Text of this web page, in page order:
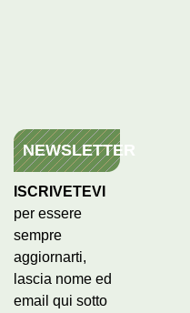
NEWSLETTER
ISCRIVETEVI
per essere
sempre
aggiornarti,
lascia nome ed
email qui sotto